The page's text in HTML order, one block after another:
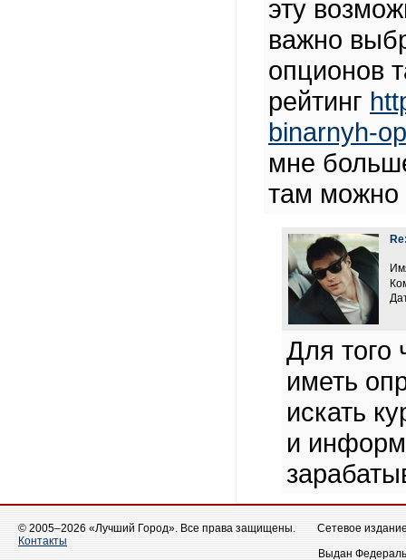
эту
важно
опционов
рейтинг
binarnyh-
мне
там можно
Для того
иметь
искать
и
© 2005–2026 «Лучший Город». Все права защищены.
Контакты
Сетевое
Выдан